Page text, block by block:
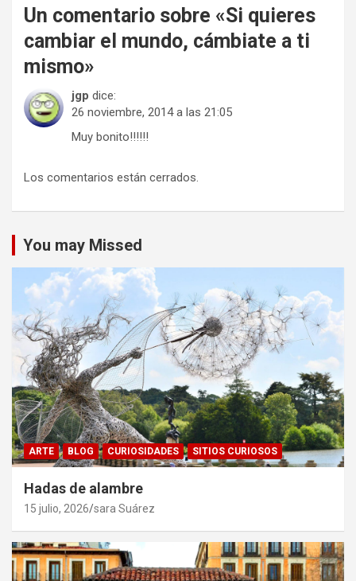
Un comentario sobre «Si quieres
cambiar el mundo, cámbiate a ti
mismo»
jgp dice:
26 noviembre, 2014 a las 21:05
Muy bonito!!!!!!
Los comentarios están cerrados.
You may Missed
ARTE BLOG CURIOSIDADES SITIOS CURIOSOS
Hadas de alambre
15 julio, 2026 sara Suárez